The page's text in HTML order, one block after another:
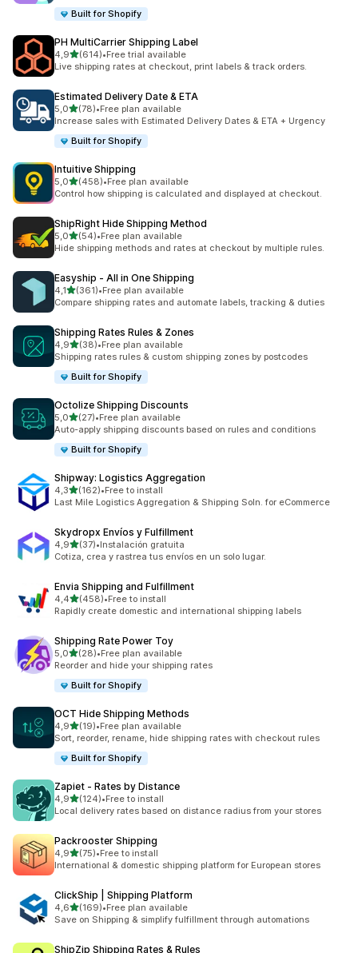
Built for Shopify
PH MultiCarrier Shipping Label
4,95 yıldız üzerinden
(614)
toplam 614 değerlendirme
•Free trial available
Live shipping rates at checkout, print labels & track orders.
Estimated Delivery Date & ETA
5,05 yıldız üzerinden
(78)
toplam 78 değerlendirme
•Free plan available
Increase sales with Estimated Delivery Dates & ETA + Urgency
Built for Shopify
Intuitive Shipping
5,05 yıldız üzerinden
(458)
toplam 458 değerlendirme
•Free plan available
Control how shipping is calculated and displayed at checkout.
ShipRight Hide Shipping Method
5,05 yıldız üzerinden
(54)
toplam 54 değerlendirme
•Free plan available
Hide shipping methods and rates at checkout by multiple rules.
Easyship ‑ All in One Shipping
4,15 yıldız üzerinden
(361)
toplam 361 değerlendirme
•Free plan available
Compare shipping rates and automate labels, tracking & duties
Shipping Rates Rules & Zones
4,95 yıldız üzerinden
(38)
toplam 38 değerlendirme
•Free plan available
Shipping rates rules & custom shipping zones by postcodes
Built for Shopify
Octolize Shipping Discounts
5,05 yıldız üzerinden
(27)
toplam 27 değerlendirme
•Free plan available
Auto-apply shipping discounts based on rules and conditions
Built for Shopify
Shipway: Logistics Aggregation
4,35 yıldız üzerinden
(162)
toplam 162 değerlendirme
•Free to install
Last Mile Logistics Aggregation & Shipping Soln. for eCommerce
Skydropx Envíos y Fulfillment
4,95 yıldız üzerinden
(37)
toplam 37 değerlendirme
•Instalación gratuita
Cotiza, crea y rastrea tus envíos en un solo lugar.
Envia Shipping and Fulfillment
4,45 yıldız üzerinden
(458)
toplam 458 değerlendirme
•Free to install
Rapidly create domestic and international shipping labels
Shipping Rate Power Toy
5,05 yıldız üzerinden
(28)
toplam 28 değerlendirme
•Free plan available
Reorder and hide your shipping rates
Built for Shopify
OCT Hide Shipping Methods
4,95 yıldız üzerinden
(19)
toplam 19 değerlendirme
•Free plan available
Sort, reorder, rename, hide shipping rates with checkout rules
Built for Shopify
Zapiet ‑ Rates by Distance
4,95 yıldız üzerinden
(124)
toplam 124 değerlendirme
•Free to install
Local delivery rates based on distance radius from your stores
Packrooster Shipping
4,95 yıldız üzerinden
(75)
toplam 75 değerlendirme
•Free to install
International & domestic shipping platform for European stores
ClickShip | Shipping Platform
4,65 yıldız üzerinden
(169)
toplam 169 değerlendirme
•Free plan available
Save on Shipping & simplify fulfillment through automations
ShipZip Shipping Rates & Rules